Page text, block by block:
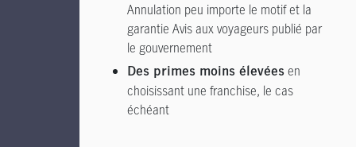
Annulation peu importe le motif et la
garantie Avis aux voyageurs publié par
le gouvernement
Des primes moins élevées en
choisissant une franchise, le cas
échéant